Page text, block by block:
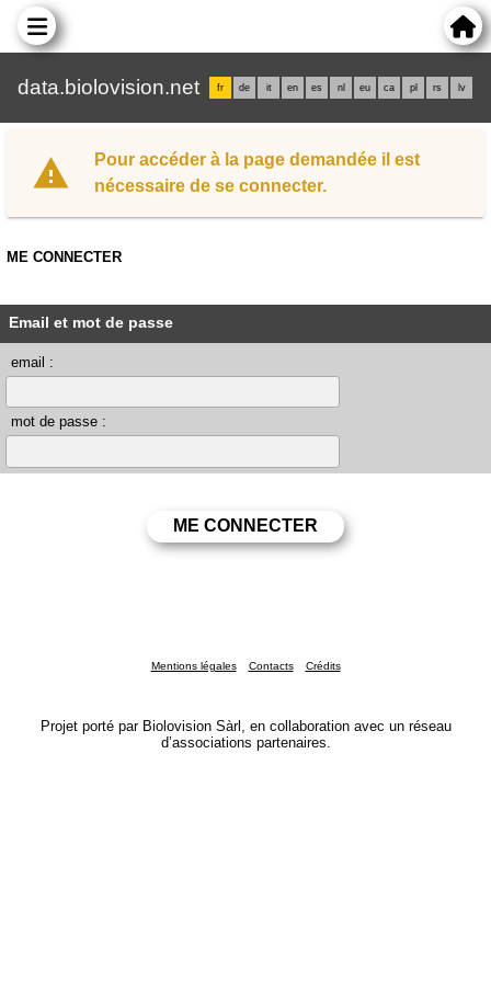
data.biolovision.net fr de it en es nl eu ca pl rs lv
Pour accéder à la page demandée il est
nécessaire de se connecter.
ME CONNECTER
Email et mot de passe
email :
mot de passe :
Mentions légales Contacts Crédits
Projet porté par Biolovision Sàrl, en collaboration avec un réseau
d’associations partenaires.